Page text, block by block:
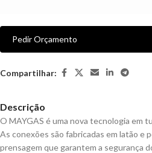
Pedir Orçamento
Compartilhar:
Descrição
O MAYGAS é uma nova tecnologia em
As conexões são fabricadas em latão e
prensagem que garantem a segurança